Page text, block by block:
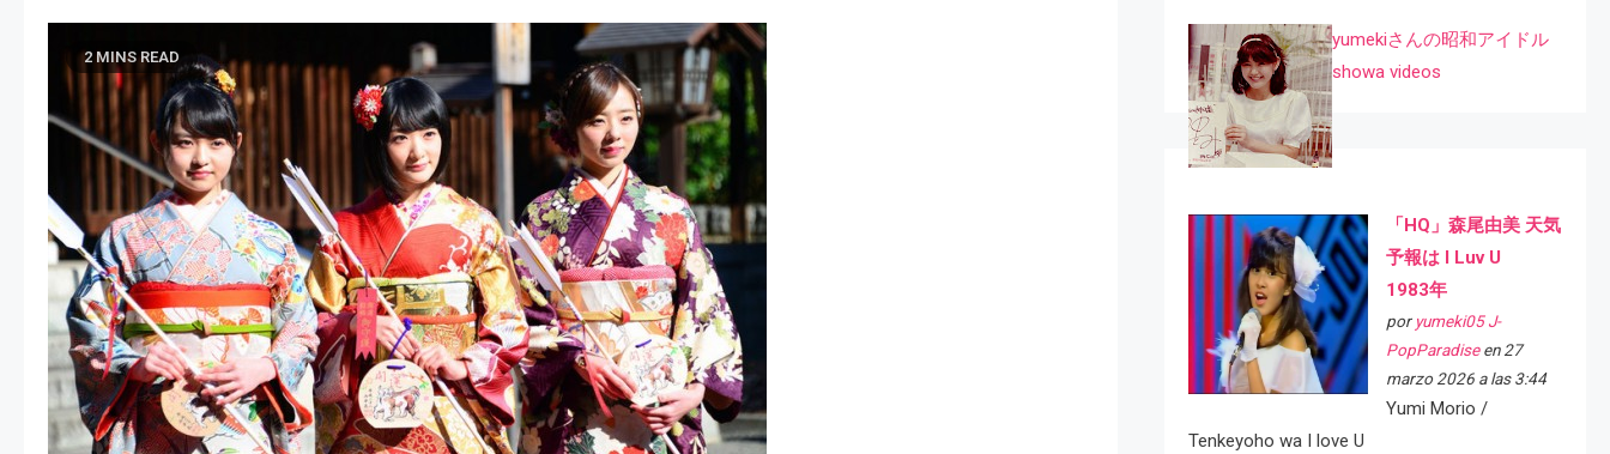
2 MINS READ
yumekiさんの昭和アイドル
showa videos
「HQ」森尾由美 天気
予報は I Luv U
1983年
por yumeki05 J-
PopParadiseen 27
marzo 2026 a las 3:44
Yumi Morio /
Tenkeyoho wa I love U